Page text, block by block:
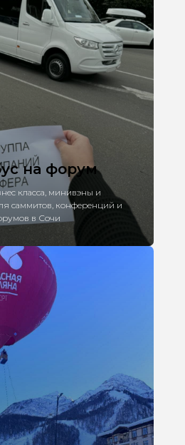
на форум
класса, минивэны и
саммитов, конференций и
в Сочи